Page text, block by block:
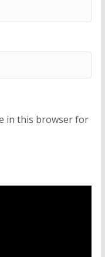
in this browser for